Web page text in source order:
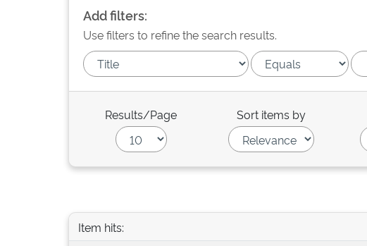
Add filters:
Use filters to refine the search results.
Results/Page Sort items by
Item hits: